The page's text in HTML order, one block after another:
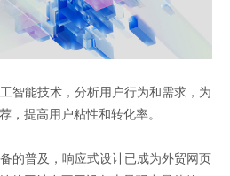
智能技术，分析用户行为和需求，为
，提高用户粘性和转化率。
的普及，响应式设计已成为外贸网页